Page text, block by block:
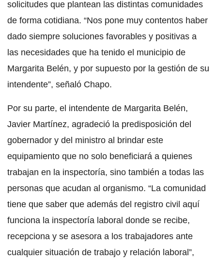
solicitudes que plantean las distintas comunidades
de forma cotidiana. “Nos pone muy contentos haber
dado siempre soluciones favorables y positivas a
las necesidades que ha tenido el municipio de
Margarita Belén, y por supuesto por la gestión de su
intendente”, señaló Chapo.
Por su parte, el intendente de Margarita Belén,
Javier Martínez, agradeció la predisposición del
gobernador y del ministro al brindar este
equipamiento que no solo beneficiará a quienes
trabajan en la inspectoría, sino también a todas las
personas que acudan al organismo. “La comunidad
tiene que saber que además del registro civil aquí
funciona la inspectoría laboral donde se recibe,
recepciona y se asesora a los trabajadores ante
cualquier situación de trabajo y relación laboral”,